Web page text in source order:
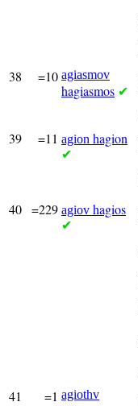
38 =10 agiasmov
hagiasmos ✔
39 =11 agion hagion
✔
40 =229 agiov hagios
✔
41 =1 agiothv